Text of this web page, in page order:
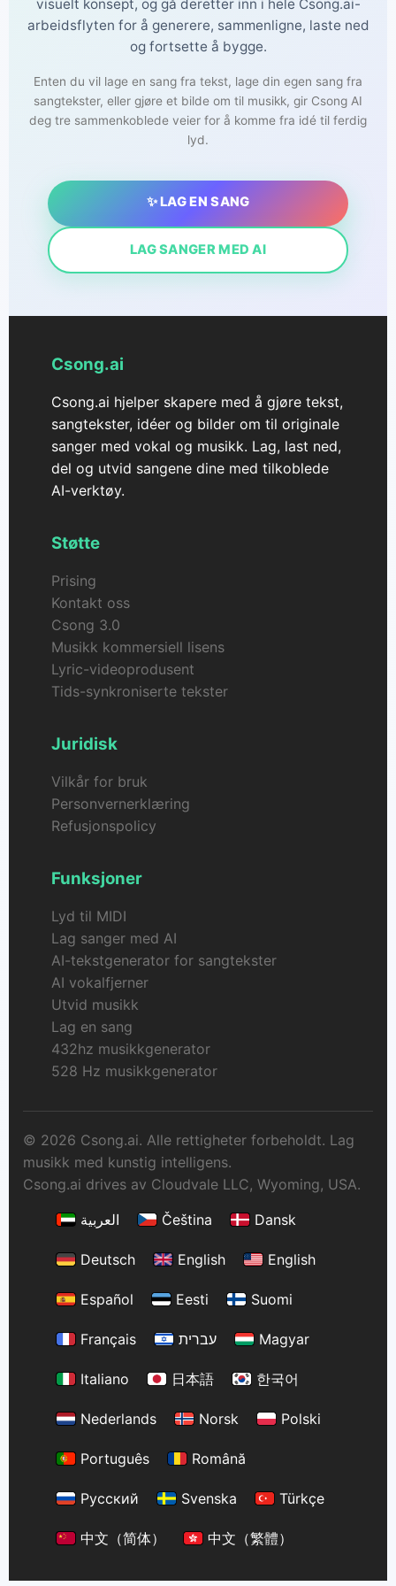
visuelt konsept, og gå deretter inn i hele Csong.ai-
arbeidsflyten for å generere, sammenligne, laste ned
og fortsette å bygge.
Enten du vil lage en sang fra tekst, lage din egen sang fra
sangtekster, eller gjøre et bilde om til musikk, gir Csong AI
deg tre sammenkoblede veier for å komme fra idé til ferdig
lyd.
✨ LAG EN SANG
LAG SANGER MED AI
Csong.ai
Csong.ai hjelper skapere med å gjøre tekst,
sangtekster, idéer og bilder om til originale
sanger med vokal og musikk. Lag, last ned,
del og utvid sangene dine med tilkoblede
AI-verktøy.
Støtte
Prising
Kontakt oss
Csong 3.0
Musikk kommersiell lisens
Lyric-videoprodusent
Tids-synkroniserte tekster
Juridisk
Vilkår for bruk
Personvernerklæring
Refusjonspolicy
Funksjoner
Lyd til MIDI
Lag sanger med AI
AI-tekstgenerator for sangtekster
AI vokalfjerner
Utvid musikk
Lag en sang
432hz musikkgenerator
528 Hz musikkgenerator
© 2026 Csong.ai. Alle rettigheter forbeholdt. Lag
musikk med kunstig intelligens.
Csong.ai drives av Cloudvale LLC, Wyoming, USA.
العربية
Čeština Dansk
Deutsch English English
Español Eesti Suomi
Français עברית Magyar
Italiano 日本語 한국어
Nederlands Norsk Polski
Português Română
Русский Svenska Türkçe
中文（简体） 中文（繁體）